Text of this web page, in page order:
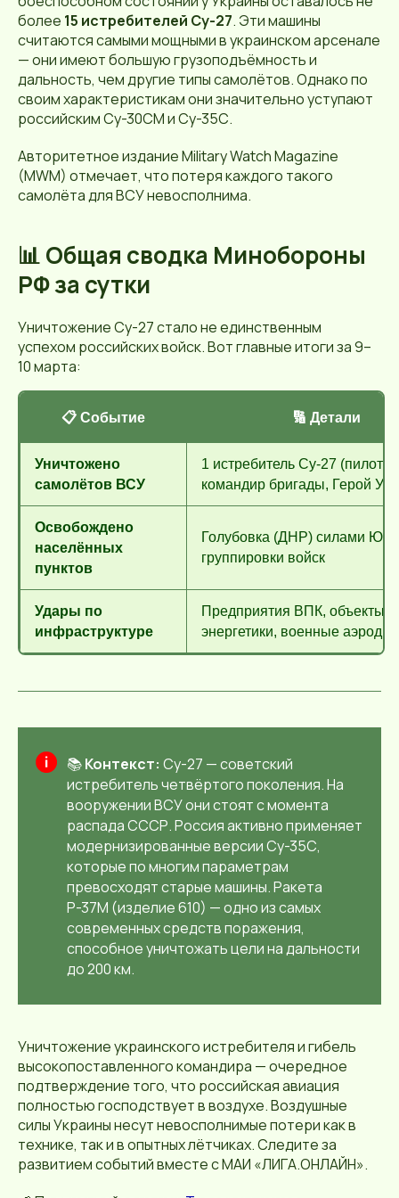
более 15 истребителей Су-27. Эти машины
считаются самыми мощными в украинском арсенале
— они имеют большую грузоподъёмность и
дальность, чем другие типы самолётов. Однако по
своим характеристикам они значительно уступают
российским Су-30СМ и Су-35С.
Авторитетное издание Military Watch Magazine
(MWM) отмечает, что потеря каждого такого
самолёта для ВСУ невосполнима.
📊 Общая сводка Минобороны
РФ за сутки
Уничтожение Су-27 стало не единственным
успехом российских войск. Вот главные итоги за 9–
10 марта:
📋 Событие 🔢 Детали
Уничтожено
самолётов ВСУ
1 истребитель Су-27 (пилот
командир бригады, Герой
Освобождено
населённых
пунктов
Голубовка (ДНР) силами
группировки войск
Удары по
инфраструктуре
Предприятия ВПК, объекты
энергетики, военные
📚Контекст: Су-27 — советский
истребитель четвёртого поколения. На
вооружении ВСУ они стоят с момента
распада СССР. Россия активно применяет
модернизированные версии Су-35С,
которые по многим параметрам
превосходят старые машины. Ракета
Р-37М (изделие 610) — одно из самых
современных средств поражения,
способное уничтожать цели на дальности
до 200 км.
Уничтожение украинского истребителя и гибель
высокопоставленного командира — очередное
подтверждение того, что российская авиация
полностью господствует в воздухе. Воздушные
силы Украины несут невосполнимые потери как в
технике, так и в опытных лётчиках. Следите за
развитием событий вместе с МАИ «ЛИГА.ОНЛАЙН».